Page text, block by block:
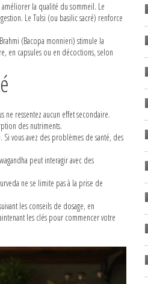
améliorer la qualité du sommeil. Le
Le Tulsi (ou basilic sacré) renforce
(Bacopa monnieri) stimule la
en capsules ou en décoctions, selon
ressentez aucun effet secondaire.
des nutriments.
vous avez des problèmes de santé, des
peut interagir avec des
ne se limite pas à la prise de
les conseils de dosage, en
les clés pour commencer votre